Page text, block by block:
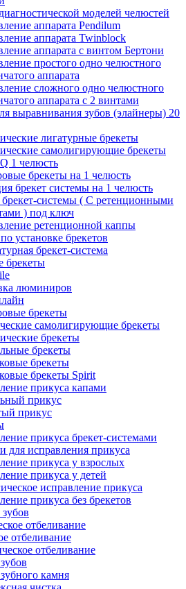
моделей челюстей
аппарата Pendilum
аппарата Twinblock
аппарата с винтом Бертони
простого одно челюстного
аппарата
сложного одно челюстного
аппарата с 2 винтами
выравнивания зубов (элайнеры) 20
лигатурные брекеты
самолигирующие брекеты
1 челюсть
брекеты на 1 челюсть
брекет системы на 1 челюсть
системы ( С ретенционными
) под ключ
ретенционной каппы
установке брекетов
брекет-система
брекеты
люминиров
брекеты
самолигирующие брекеты
брекеты
брекеты
брекеты
брекеты Spirit
прикуса капами
прикус
прикус
прикуса брекет-системами
для исправления прикуса
прикуса у взрослых
прикуса у детей
исправление прикуса
прикуса без брекетов
отбеливание
отбеливание
отбеливание
камня